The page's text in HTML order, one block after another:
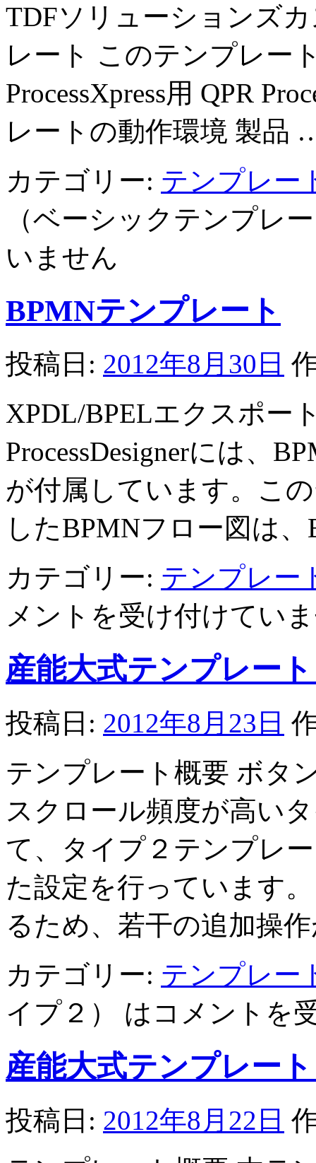
TDFソリューションズ
レート このテンプレー
ProcessXpress用 QPR
レートの動作環境 製品
カテゴリー: テンプレー
（ベーシックテンプレ
いません
BPMNテンプレート
投稿日: 2012年8月30日
XPDL/BPELエクスポー
ProcessDesignerには、
が付属しています。こ
したBPMNフロー図は
カテゴリー: テンプレー
メントを受け付けてい
産能大式テンプレー
投稿日: 2012年8月23日
テンプレート概要 ボタ
スクロール頻度が高い
て、タイプ２テンプレ
た設定を行っています
るため、若干の追加操
カテゴリー: テンプレー
イプ２） は コメントを
産能大式テンプレー
投稿日: 2012年8月22日